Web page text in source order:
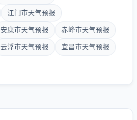
江门市天气预报
安康市天气预报 赤峰市天气预报
云浮市天气预报 宜昌市天气预报